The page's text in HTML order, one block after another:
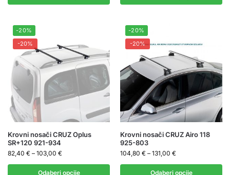
-20%
-20%
Krovni nosači CRUZ Oplus
SR+120 921-934
82,40 € – 103,00 €
Odaberi opcije
-20%
-20%
Krovni nosači CRUZ Airo 118
925-803
104,80 € – 131,00 €
Odaberi opcije